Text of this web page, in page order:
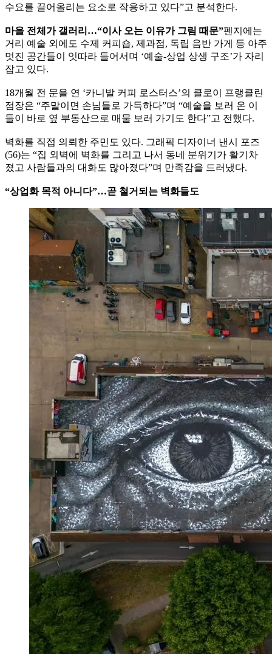
수요를 끌어올리는 요소로 작용하고 있다”고 분석한다.
마을 전체가 갤러리…“이사 오는 이유가 그림 때문”펜지에는
거리 예술 외에도 수제 커피숍, 제과점, 독립 음반 가게 등 아주
멋진 공간들이 잇따라 들어서며 ‘예술-상업 상생 구조’가 자리
잡고 있다.
18개월 전 문을 연 ‘카니발 커피 로스터스’의 클로이 프랭클린
점장은 “주말이면 손님들로 가득하다”며 “예술을 보러 온 이
들이 바로 옆 부동산으로 매물 보러 가기도 한다”고 전했다.
벽화를 직접 의뢰한 주민도 있다. 그래픽 디자이너 낸시 포즈
(56)는 “집 외벽에 벽화를 그리고 나서 동네 분위기가 활기차
졌고 사람들과의 대화도 많아졌다”며 만족감을 드러냈다.
“상업화 목적 아니다”…곧 철거되는 벽화들도